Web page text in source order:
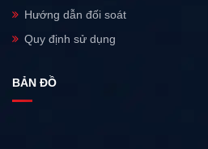
Hướng dẫn đối soát
Quy định sử dụng
BẢN ĐỒ